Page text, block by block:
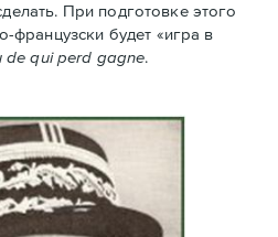
При подготовке этого
французски будет «игра в
de qui perd gagne.